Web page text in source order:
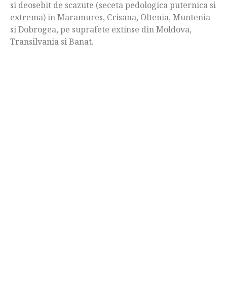
si deosebit de scazute (seceta pedologica puternica si
extrema) in Maramures, Crisana, Oltenia, Muntenia
si Dobrogea, pe suprafete extinse din Moldova,
Transilvania si Banat.